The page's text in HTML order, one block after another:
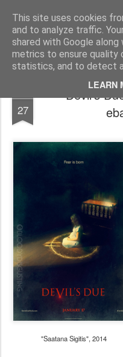
This site uses cookies
and to analyze traffic.
shared with Google
metrics to ensure quality
statistics, and to detect
LEARN
Filmid, mängud ja
Pages
27
Devil's
"Saatana Sigitis", 2014